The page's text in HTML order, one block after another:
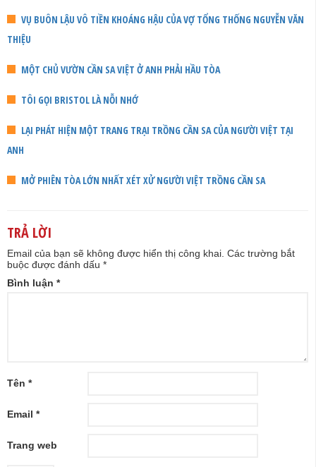
VỤ BUÔN LẬU VÔ TIỀN KHOÁNG HẬU CỦA VỢ TỔNG THỐNG NGUYỄN VĂN
THIỆU
MỘT CHỦ VƯỜN CẦN SA VIỆT Ở ANH PHẢI HẦU TÒA
TÔI GỌI BRISTOL LÀ NỖI NHỚ
LẠI PHÁT HIỆN MỘT TRANG TRẠI TRỒNG CẦN SA CỦA NGƯỜI VIỆT TẠI
ANH
MỞ PHIÊN TÒA LỚN NHẤT XÉT XỬ NGƯỜI VIỆT TRỒNG CẦN SA
TRẢ LỜI
Email của bạn sẽ không được hiển thị công khai. Các trường bắt
buộc được đánh dấu *
Bình luận *
Tên *
Email *
Trang web